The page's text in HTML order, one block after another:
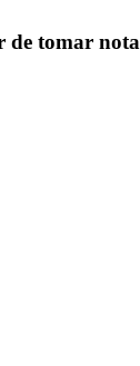
de tomar nota